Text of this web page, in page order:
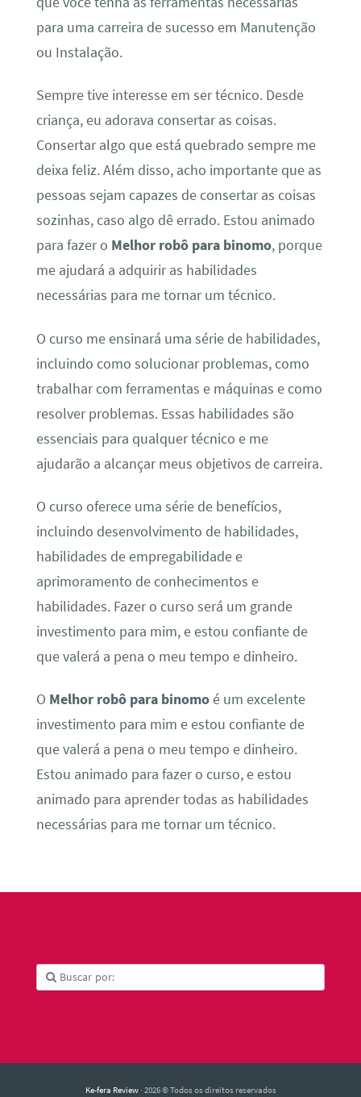
para uma carreira de sucesso em Manutenção
ou Instalação.
Sempre tive interesse em ser técnico. Desde
criança, eu adorava consertar as coisas.
Consertar algo que está quebrado sempre me
deixa feliz. Além disso, acho importante que as
pessoas sejam capazes de consertar as coisas
sozinhas, caso algo dê errado. Estou animado
para fazer o Melhor robô para binomo, porque
me ajudará a adquirir as habilidades
necessárias para me tornar um técnico.
O curso me ensinará uma série de habilidades,
incluindo como solucionar problemas, como
trabalhar com ferramentas e máquinas e como
resolver problemas. Essas habilidades são
essenciais para qualquer técnico e me
ajudarão a alcançar meus objetivos de carreira.
O curso oferece uma série de benefícios,
incluindo desenvolvimento de habilidades,
habilidades de empregabilidade e
aprimoramento de conhecimentos e
habilidades. Fazer o curso será um grande
investimento para mim, e estou confiante de
que valerá a pena o meu tempo e dinheiro.
O Melhor robô para binomoé um excelente
investimento para mim e estou confiante de
que valerá a pena o meu tempo e dinheiro.
Estou animado para fazer o curso, e estou
animado para aprender todas as habilidades
necessárias para me tornar um técnico.
Ke-fera Review· 2026 © Todos os direitos reservados